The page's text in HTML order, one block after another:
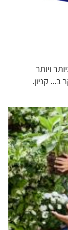
ויותר
ב... קניון.